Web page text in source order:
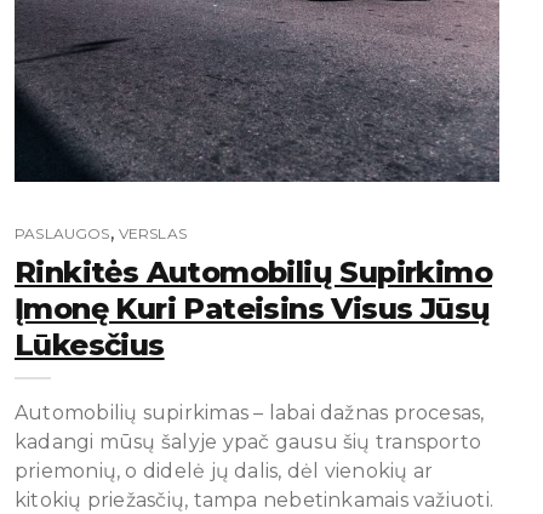
PASLAUGOS, VERSLAS
Rinkitės Automobilių Supirkimo
Įmonę Kuri Pateisins Visus Jūsų
Lūkesčius
Automobilių supirkimas – labai dažnas procesas,
kadangi mūsų šalyje ypač gausu šių transporto
priemonių, o didelė jų dalis, dėl vienokių ar
kitokių priežasčių, tampa nebetinkamais važiuoti.